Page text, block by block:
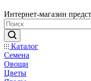
Интернет-магазин
Каталог
Семена
Овощи
Цветы